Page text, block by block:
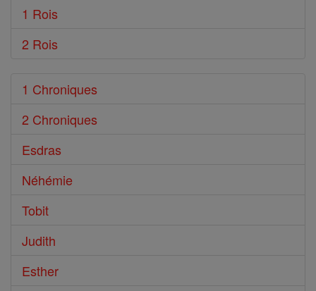
1 Rois
2 Rois
1 Chroniques
2 Chroniques
Esdras
Néhémie
Tobit
Judith
Esther